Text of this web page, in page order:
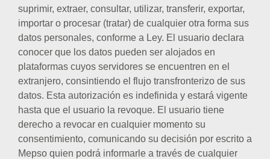
suprimir, extraer, consultar, utilizar, transferir, exportar,
importar o procesar (tratar) de cualquier otra forma sus
datos personales, conforme a Ley. El usuario declara
conocer que los datos pueden ser alojados en
plataformas cuyos servidores se encuentren en el
extranjero, consintiendo el flujo transfronterizo de sus
datos. Esta autorización es indefinida y estará vigente
hasta que el usuario la revoque. El usuario tiene
derecho a revocar en cualquier momento su
consentimiento, comunicando su decisión por escrito a
Mepso quien podrá informarle a través de cualquier